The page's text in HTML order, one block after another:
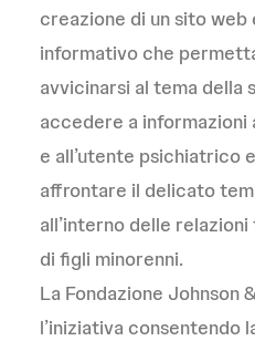
creazione di un sito web
informativo che
avvicinarsi al tema della
accedere a informazioni
e all’utente psichiatrico
affrontare il delicato
all’interno delle
di figli minorenni.
La Fondazione Johnson
l’iniziativa consentendo